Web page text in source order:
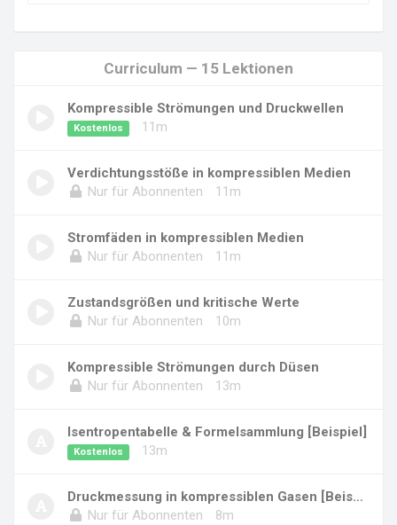
Curriculum — 15 Lektionen
Kompressible Strömungen und Druckwellen
Kostenlos 11m
Verdichtungsstöße in kompressiblen Medien
Nur für Abonnenten
11m
Stromfäden in kompressiblen Medien
Nur für Abonnenten
11m
Zustandsgrößen und kritische Werte
Nur für Abonnenten
10m
Kompressible Strömungen durch Düsen
Nur für Abonnenten
13m
Isentropentabelle & Formelsammlung [Beispiel]
Kostenlos 13m
Druckmessung in kompressiblen Gasen [Beispiel...
Nur für Abonnenten
8m